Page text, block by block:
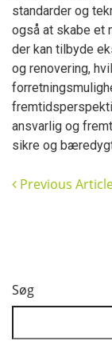
standarder og
også at skabe et
der kan tilbyde
og renovering,
ansvarlig og
sikre og
Previous
Søg